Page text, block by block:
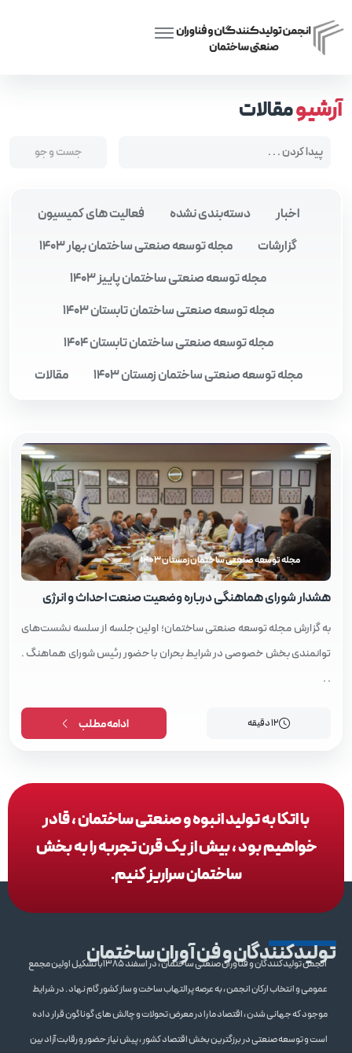
آرشیومقالات
اخبار دسته‌بندی نشده
فعالیت های کمیسیون
گزارشات
مجله توسعه صنعتی ساختمان بهار 1403
مجله توسعه صنعتی ساختمان پاییز 1403
مجله توسعه صنعتی ساختمان تابستان 1403
مجله توسعه صنعتی ساختمان تابستان 1404
مجله توسعه صنعتی ساختمان زمستان 1403
مقالات
مجله توسعه صنعتی ساختمان زمستان 1403
هشدار شورای هماهنگی درباره وضعیت صنعت احداث و انرژی
به گزارش مجله توسعه صنعتی ساختمان؛ اولین جلسه از سلسه نشست‌های
توانمندی بخش خصوصی در شرایط بحران با حضور رئيس شورای هماهنگ .
. .
12 دقیقه ادامه مطلب
با اتکا به تولید انبوه و صنعتی ساختمان ، قادر
خواهیم بود ، بیش از یک قرن تجربه را به بخش
ساختمان سراریز کنیم.
تولیدکنندگان و فن آوران ساختمانانجمن تولیدکنندگان و فنآوران صنعتی ساختمان ، در اسفند 1385با تشکیل اولین مجمع
عمومی و انتخاب ارکان انجمن ، به عرصه پرالتهاب ساخت و ساز کشور گام نهاد . در شرایط
موجود که جهانی شدن ، اقتصاد ما را در معرض تحولات و چالش های گوناگون قرار داده
است و توسعه صنعتی در برزگترین بخش اقتصاد کشور ، پیش نیاز حضور و رقابت آزاد بین